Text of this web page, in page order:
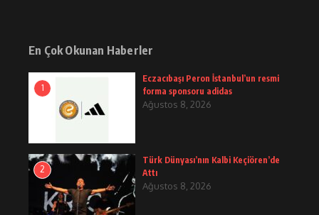
En Çok Okunan Haberler
1
Eczacıbaşı Peron İstanbul’un resmi
forma sponsoru adidas
Ağustos 8, 2026
2
Türk Dünyası’nın Kalbi Keçiören’de
Attı
Ağustos 8, 2026